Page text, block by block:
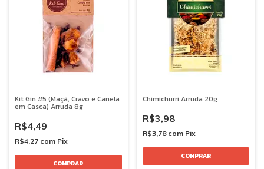
Kit Gin #5 (Maçã, Cravo e Canela
em Casca) Arruda 8g
R$4,49
R$4,27 com Pix
Chimichurri Arruda 20g
R$3,98
R$3,78 com Pix